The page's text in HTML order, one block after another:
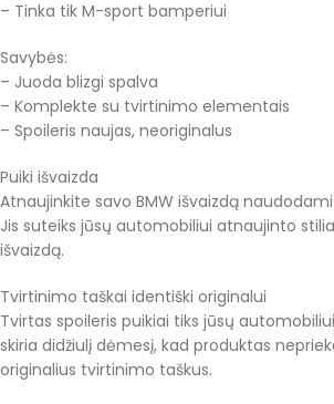
– Tinka tik M-sport bamperiui
Savybės:
– Juoda blizgi spalva
– Komplekte su tvirtinimo elementais
– Spoileris naujas, neoriginalus
Puiki išvaizda
Atnaujinkite savo BMW išvaizdą
Jis suteiks jūsų automobiliui atnaujinto
išvaizdą.
Tvirtinimo taškai identiški originalui
Tvirtas spoileris puikiai tiks jūsų
skiria didžiulį dėmesį, kad produktas
originalius tvirtinimo taškus.